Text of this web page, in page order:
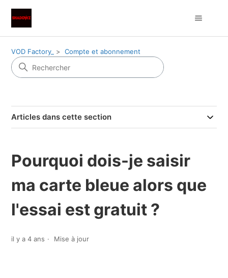
VOD Factory_ Compte et abonnement
Articles dans cette section
Pourquoi dois-je saisir
ma carte bleue alors que
l'essai est gratuit ?
il y a 4 ans Mise à jour